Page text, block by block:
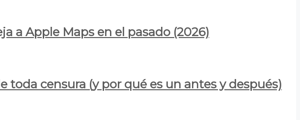
a Apple Maps en el pasado (2026)
censura (y por qué es un antes y después)